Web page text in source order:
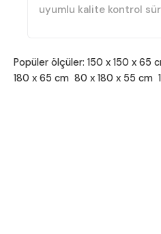
uyumlu kalite kontrol
Popüler ölçüler: 150 x 150 x 65
180 x 65 cm 80 x 180 x 55 cm